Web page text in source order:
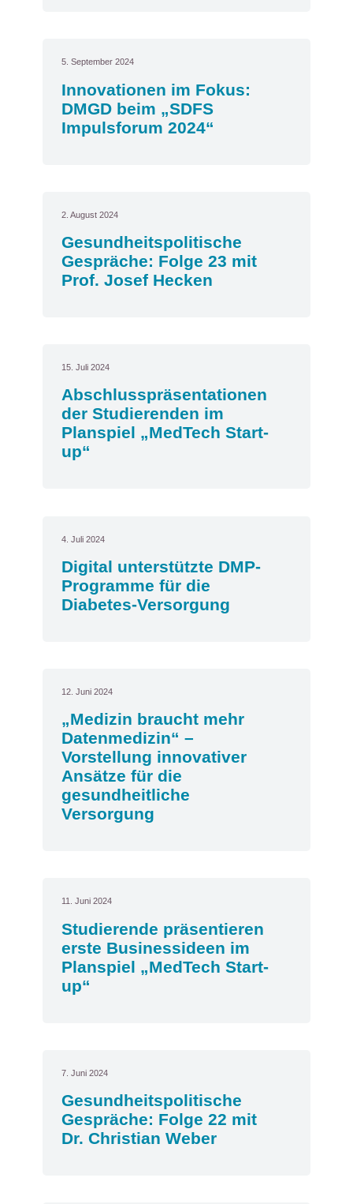
5. September 2024
Innovationen im Fokus:
DMGD beim „SDFS
Impulsforum 2024“
2. August 2024
Gesundheitspolitische
Gespräche: Folge 23 mit
Prof. Josef Hecken
15. Juli 2024
Abschlusspräsentationen
der Studierenden im
Planspiel „MedTech Start-
up“
4. Juli 2024
Digital unterstützte DMP-
Programme für die
Diabetes-Versorgung
12. Juni 2024
„Medizin braucht mehr
Datenmedizin“ –
Vorstellung innovativer
Ansätze für die
gesundheitliche
Versorgung
11. Juni 2024
Studierende präsentieren
erste Businessideen im
Planspiel „MedTech Start-
up“
7. Juni 2024
Gesundheitspolitische
Gespräche: Folge 22 mit
Dr. Christian Weber